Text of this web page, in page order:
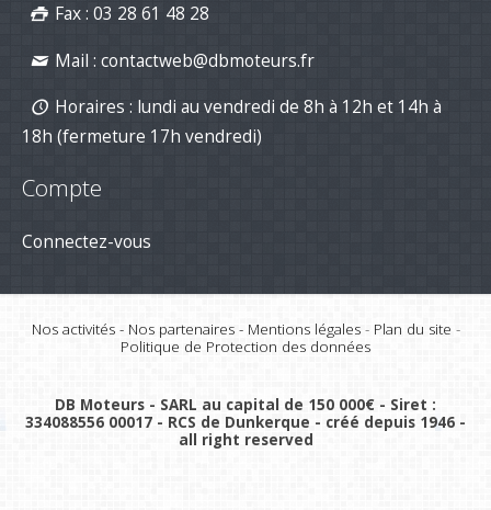
Fax : 03 28 61 48 28
Mail : contactweb@dbmoteurs.fr
Horaires : lundi au vendredi de 8h à 12h et 14h à
18h (fermeture 17h vendredi)
Compte
Connectez-vous
Nos activités- Nos partenaires- Mentions légales- Plan du site -
Politique de Protection des données
DB Moteurs - SARL au capital de 150 000€ - Siret :
334088556 00017 - RCS de Dunkerque - créé depuis 1946 -
all right reserved